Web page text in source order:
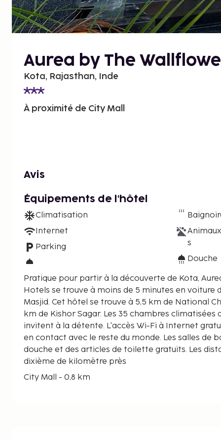
Aurea by The
Kota, Rajasthan, Inde
À proximité de City Mall
Avis
Équipements de l'hôtel
Climatisation
Internet
Parking
s
Douche
Pratique pour partir à la découverte de Kota,
Hotels se trouve à moins de 5 minutes en voiture
Masjid. Cet hôtel se trouve à 5,5 km de National Chambal Sanctuary et à 5,7
km de Kishor Sagar. Les 35 chambres
invitent à la détente. L'accès Wi-Fi à Internet
en contact avec le reste du monde. Les salles de
douche et des articles de toilette gratuits. Les
dixième de kilomètre près
City Mall - 0,8 km